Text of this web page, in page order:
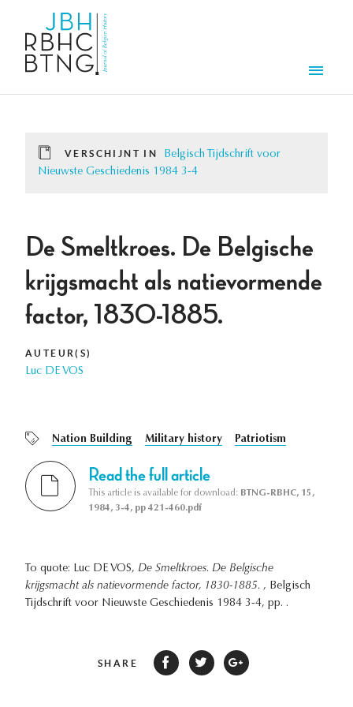
VERSCHIJNT IN
Belgisch Tijdschrift voor
Nieuwste Geschiedenis 1984 3-4
De Smeltkroes. De Belgische
krijgsmacht als natievormende
factor, 1830-1885.
AUTEUR(S)
Luc DE VOS
Nation Building Military history Patriotism
Read the full article
This article is available for download: BTNG-RBHC, 15,
1984, 3-4, pp 421-460.pdf
To quote: Luc DE VOS, De Smeltkroes. De Belgische
krijgsmacht als natievormende factor, 1830-1885. , Belgisch
Tijdschrift voor Nieuwste Geschiedenis 1984 3-4, pp. .
SHARE